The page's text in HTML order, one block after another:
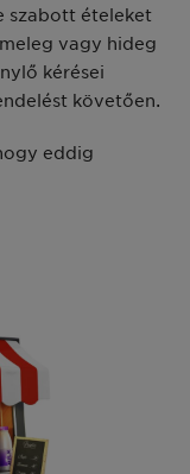
szabott ételeket
vagy hideg
kérései
követően.
eddig